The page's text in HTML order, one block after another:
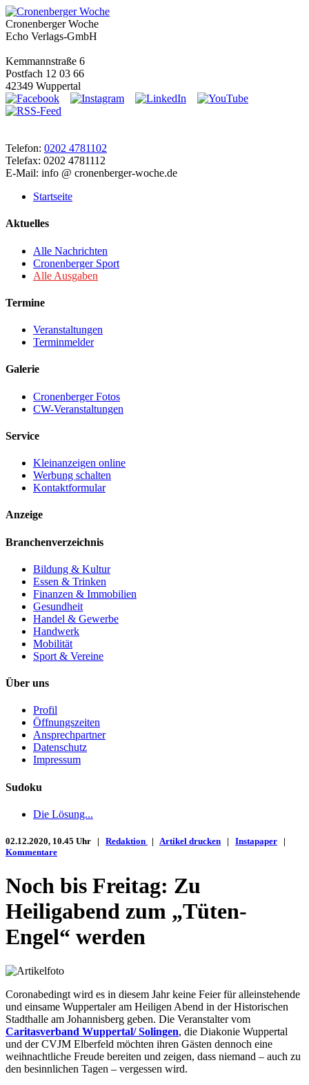
Cronenberger Woche
Echo Verlags-GmbH
Kemmannstraße 6
Postfach 12 03 66
42349 Wuppertal
Telefon: 0202 4781102
Telefax: 0202 4781112
E-Mail: info @ cronenberger-woche.de
Startseite
Aktuelles
Alle Nachrichten
Cronenberger Sport
Alle Ausgaben
Termine
Veranstaltungen
Terminmelder
Galerie
Cronenberger Fotos
CW-Veranstaltungen
Service
Kleinanzeigen online
Werbung schalten
Kontaktformular
Anzeige
Branchenverzeichnis
Bildung & Kultur
Essen & Trinken
Finanzen & Immobilien
Gesundheit
Handel & Gewerbe
Handwerk
Mobilität
Sport & Vereine
Über uns
Profil
Öffnungszeiten
Ansprechpartner
Datenschutz
Impressum
Sudoku
Die Lösung...
02.12.2020, 10.45 Uhr | Redaktion | Artikel drucken | Instapaper |
Kommentare
Noch bis Freitag: Zu
Heiligabend zum „Tüten-
Engel“ werden
Coronabedingt wird es in diesem Jahr keine Feier für alleinstehende
und einsame Wuppertaler am Heiligen Abend in der Historischen
Stadthalle am Johannisberg geben. Die Veranstalter vom
Caritasverband Wuppertal/ So­lingen, die Diakonie Wuppertal
und der CVJM Elberfeld möchten ihren Gästen dennoch eine
weihnachtliche Freude bereiten und zeigen, dass niemand – auch zu
den besinnlichen Tagen – vergessen wird.